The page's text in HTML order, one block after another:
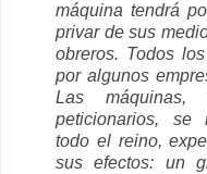
máquina tendrá
privar de sus
obreros. Todos
por algunos
Las
peticionarios, se
todo el reino,
sus efectos: un